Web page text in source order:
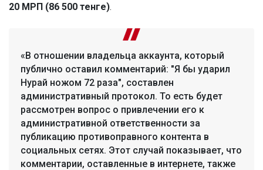
20 МРП (86 500 тенге).
«В отношении владельца аккаунта, который
публично оставил комментарий: "Я бы ударил
Нурай ножом 72 раза", составлен
административный протокол. То есть будет
рассмотрен вопрос о привлечении его к
административной ответственности за
публикацию противоправного контента в
социальных сетях. Этот случай показывает, что
комментарии, оставленные в интернете, также